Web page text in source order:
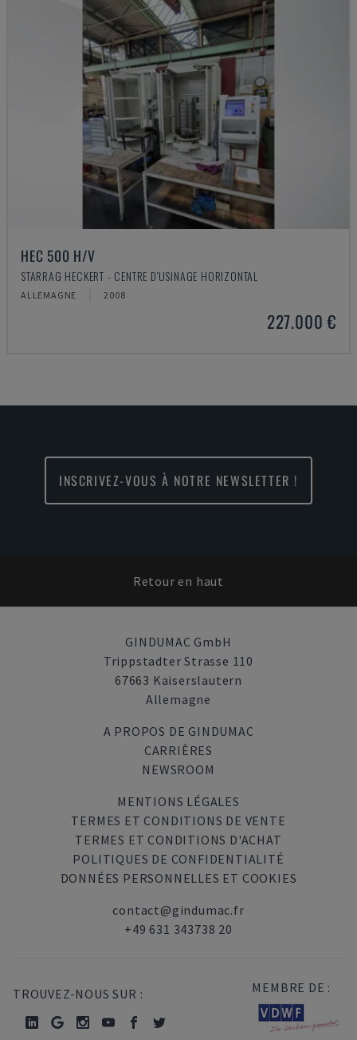
HEC 500 H/V
STARRAG HECKERT - CENTRE D'USINAGE HORIZONTAL
ALLEMAGNE 2008
227.000 €
INSCRIVEZ-VOUS À NOTRE NEWSLETTER !
Retour en haut
GINDUMAC GmbH
Trippstadter Strasse 110
67663 Kaiserslautern
Allemagne
A PROPOS DE GINDUMAC
CARRIÈRES
NEWSROOM
MENTIONS LÉGALES
TERMES ET CONDITIONS DE VENTE
TERMES ET CONDITIONS D'ACHAT
POLITIQUES DE CONFIDENTIALITÉ
DONNÉES PERSONNELLES ET COOKIES
contact@gindumac.fr
+49 631 343738 20
TROUVEZ-NOUS SUR : MEMBRE DE :